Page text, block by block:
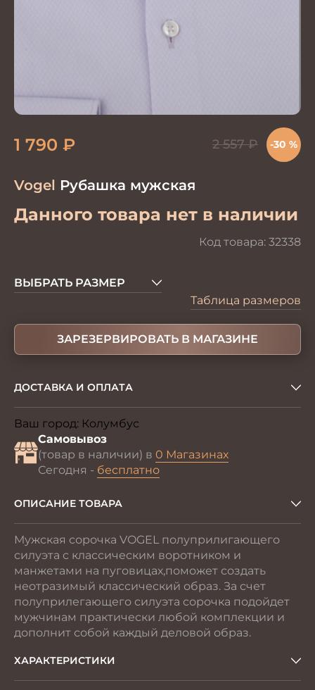
Vogel Рубашка мужская
Данного товара нет в наличии
Код товара: 32338
1 790 ₽ 2 557₽ -30 %
ВЫБРАТЬ РАЗМЕР
Таблица размеров
ЗАРЕЗЕРВИРОВАТЬ В МАГАЗИНЕ
ДОСТАВКА И ОПЛАТА
Ваш город: Колумбус
Самовывоз
(товар в наличии) в 0 Магазинах
Сегодня - бесплатно
ОПИСАНИЕ ТОВАРА
Мужская сорочка VOGEL полуприлигающего
силуэта с классическим воротником и
манжетами на пуговицах,поможет создать
неотразимый классический образ. За счет
полуприлегающего силуэта сорочка подойдет
мужчинам практически любой комплекции и
дополнит собой каждый деловой образ.
ХАРАКТЕРИСТИКИ